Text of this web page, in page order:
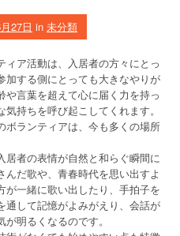
27日 in 未分類
ア活動は、入居者の方々にとっ
加する側にとっても大きなやりが
言葉を超えて心に届く力を持っ
持ちを呼び起こしてくれます。
ボランティアは、今も多くの場所
者の表情が自然と和らぐ瞬間に
だ歌や、青春時代を思い出すよ
が一緒に歌い出したり、手拍子を
通して記憶がよみがえり、会話が
明るくなるのです。